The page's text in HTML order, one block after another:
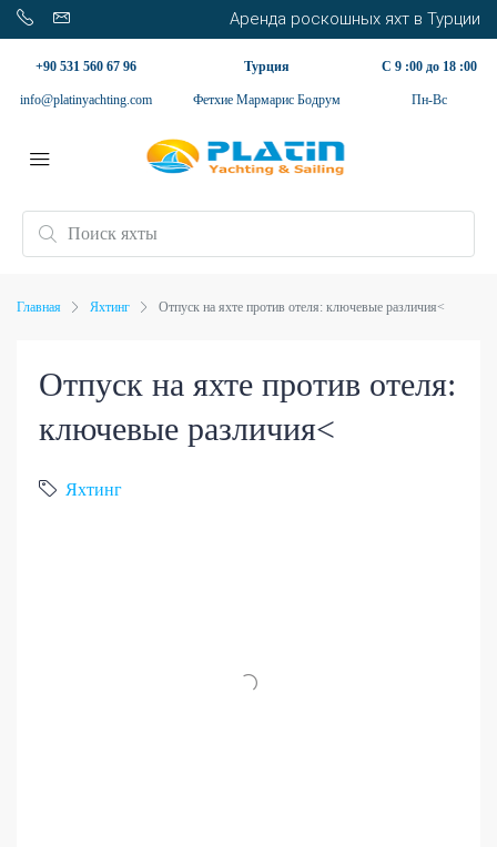
Аренда роскошных яхт в Турции
+90 531 560 67 96
info@platinyachting.com
Турция
Фетхие Мармарис Бодрум
С 9 :00 до 18 :00
Пн-Вс
Главная Яхтинг Отпуск на яхте против отеля: ключевые различия<
Отпуск на яхте против отеля:
ключевые различия<
Яхтинг